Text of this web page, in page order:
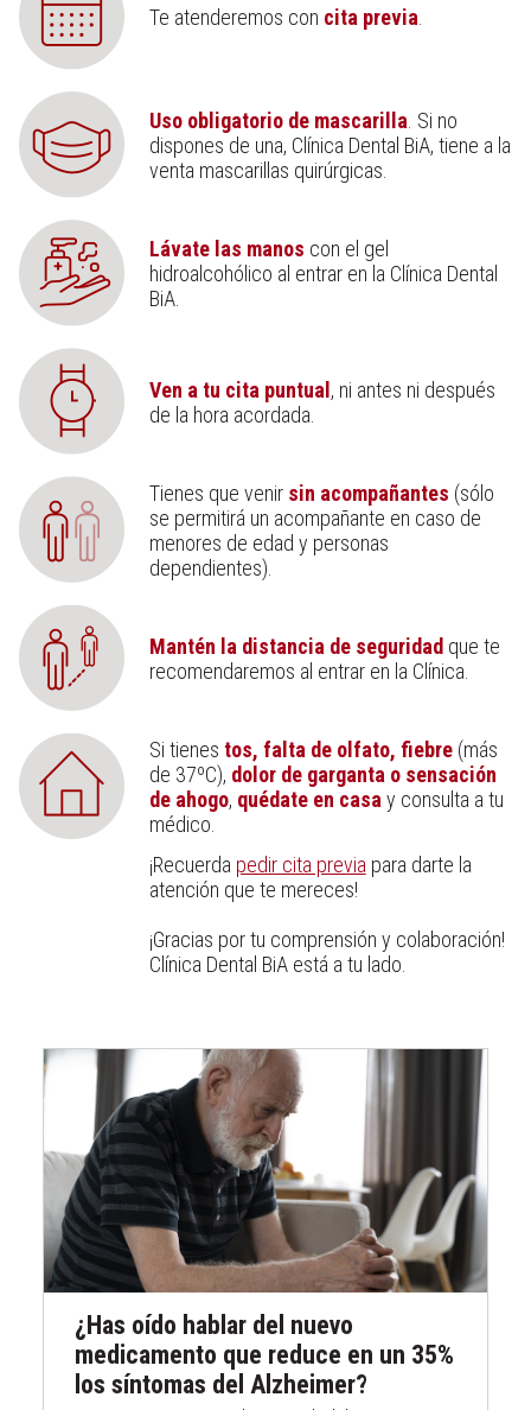
Te atenderemos con cita previa
Uso obligatorio de mascarilla . Si no
dispones de una, Clínica Dental BiA, tiene a la
venta mascarillas quirúrgicas.
Lávate las manos con el gel
hidroalcohólico al entrar en la Clínica Dental
BiA.
Ven a tu cita puntual, ni antes ni después
de la hora acordada.
Tienes que venir sin acompañantes (sólo
se permitirá un acompañante en caso de
menores de edad y personas
dependientes).
Mantén la distancia de seguridadque te
recomendaremos al entrar en la Clínica.
Si tienes tos, falta de olfato, fiebre(más
de 37ºC), dolor de garganta o sensación
de ahogo, quédate en casa y consulta a tu
médico.
¡Recuerda pedir cita previa para darte la
atención que te mereces!
¡Gracias por tu comprensión y colaboración!
Clínica Dental BiA está a tu lado.
¿Has oído hablar del nuevo
medicamento que reduce en un 35%
los síntomas del Alzheimer?